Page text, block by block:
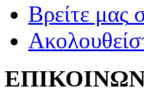
Βρείτε μας